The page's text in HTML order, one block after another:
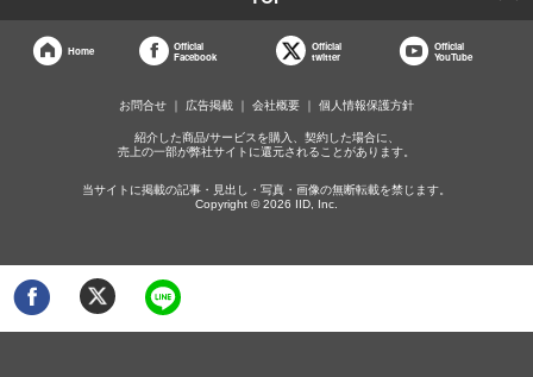
Home
Official
Facebook
Official
twitter
Official
YouTube
お問合せ 広告掲載 会社概要 個人情報保護方針
紹介した商品/サービスを購入、契約した場合に、
売上の一部が弊社サイトに還元されることがあります。
当サイトに掲載の記事・見出し・写真・画像の無断転載を禁じます。
Copyright © 2026 IID, Inc.